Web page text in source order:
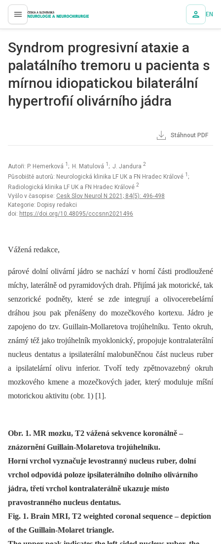
proLékaře.cz EN
Syndrom progresivní ataxie a
palatálního tremoru u pacienta s
mírnou idiopatickou bilaterální
hypertrofií olivárního jádra
Stáhnout PDF
Autoři: P. Hemerková 1 ; H. Matulová 1 ; J. Jandura 2
Působiště autorů: Neurologická klinika LF UK a FN Hradec Králové 1 ;
Radiologická klinika LF UK a FN Hradec Králové 2
Vyšlo v časopise: Cesk Slov Neurol N 2021; 84(5): 496-498
Kategorie: Dopisy redakci
doi: https://doi.org/10.48095/cccsnn2021496
Vážená redakce,
párové dolní olivární jádro se nachází v horní části prodloužené
míchy, laterálně od pyramidových drah. Přijímá jak motorické, tak
senzorické podněty, které se zde integrují a olivocerebelární
dráhou jsou pak přenášeny do mozečkového kortexu. Jádro je
zapojeno do tzv. Guillain-Mollaretova trojúhelníku. Tento okruh,
známý též jako trojúhelník myoklonický, propojuje kontralaterální
nucleus dentatus a ipsilaterální malobuněčnou část nucleus ruber
a ipsilatelární olivu inferior. Tvoří tedy zpětnovazebný okruh
mozkového kmene a mozečkových jader, který moduluje míšní
motorickou aktivitu (obr. 1) [1].
Obr. 1. MR mozku, T2 vážená sekvence koronálně –
znázornění Guillain-Molaretova trojúhelníku.
Horní vrchol vyznačuje levostranný nucleus ruber, dolní
vrchol odpovídá poloze ipsilaterálního dolního olivárního
jádra, třetí vrchol kontralaterálně ukazuje místo
pravostranného nucleus dentatus.
Fig. 1. Brain MRI, T2 weighted coronal sequence – depiction
of the Guillain-Molaret triangle.